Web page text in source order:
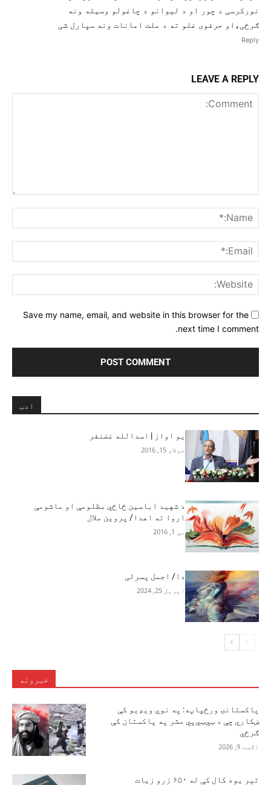
نورکرسی د چور او د لیوانو د چاغولو وسیله ونه
ګرځی،او حرفوی غلو ته د ملت امانات ونه سپارل شی
Reply
LEAVE A REPLY
Save my name, email, and website in this browser for the
next time I comment.
ادب
یو اواز | اسدالله غضنفر
جولای 15, 2016
د شهید اباسین ځاځي مظلومې او ماشومې
اروا ته اهدا/ پروین ملال
مې 1, 2016
دا/ اجمل پسرلی
اپریل 25, 2024
خبرونه
پاکستانۍ ورځپاڼه: په نوې ویډیو کې
ښکاري چې د ټي‌ټي‌پي مشر په پاکستان کې
ګرځي
اګست 9, 2026
تېر یوه کال کې له ۶۵۰ زرو زیات